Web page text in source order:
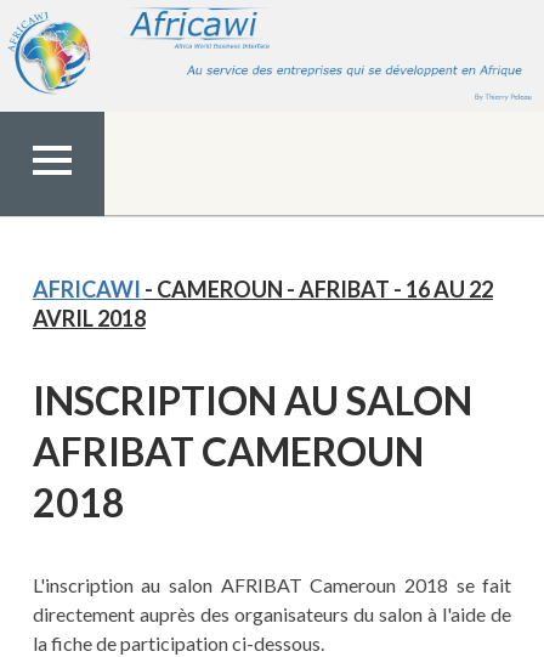
contenu
MENU
AFRICAWI - CAMEROUN - AFRIBAT - 16 AU 22
AVRIL 2018
INSCRIPTION AU SALON
AFRIBAT CAMEROUN
2018
L'inscription au salon AFRIBAT Cameroun 2018 se fait
directement auprès des organisateurs du salon à l'aide de
la fiche de participation ci-dessous.